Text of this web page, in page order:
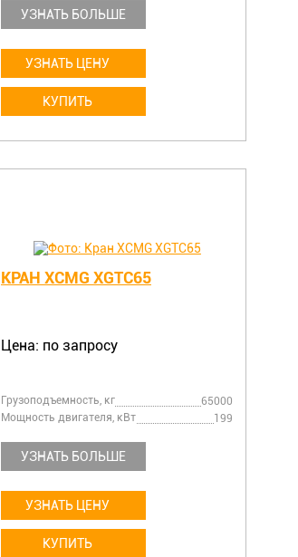
УЗНАТЬ БОЛЬШЕ
УЗНАТЬ ЦЕНУ
КУПИТЬ
КРАН XCMG XGTC65
Цена: по запросу
Грузоподъемность, кг
65000
Мощность двигателя, кВт
199
УЗНАТЬ БОЛЬШЕ
УЗНАТЬ ЦЕНУ
КУПИТЬ